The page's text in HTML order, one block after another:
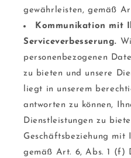
gewährleisten, gemäß
Kommunikation mit
Serviceverbesserung.
personenbezogenen
zu bieten und unsere
liegt in unserem
antworten zu können,
Dienstleistungen zu
Geschäftsbeziehung mit
gemäß Art. 6, Abs. 1 (f)